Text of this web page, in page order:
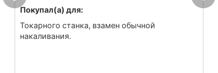
Покупал(а) для:
Токарного станка, взамен обычной
накаливания.